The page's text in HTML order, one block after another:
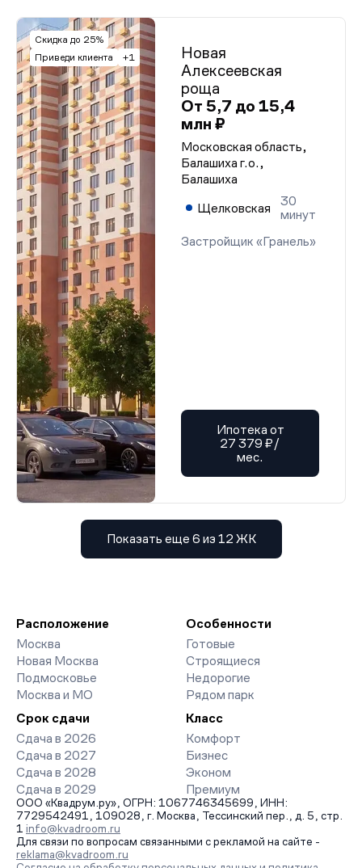
Скидка до 25%
Приведи клиента
+1
Новая
Алексеевская
роща
От 5,7 до 15,4
млн ₽
Московская область,
Балашиха г.о.,
Балашиха
Щелковская
30
минут
Застройщик «Гранель»
Ипотека от
27 379 ₽/
мес.
Показать еще 6 из 12 ЖК
Расположение
Москва
Новая Москва
Подмосковье
Москва и МО
Особенности
Готовые
Строящиеся
Недорогие
Рядом парк
Срок сдачи
Сдача в 2026
Сдача в 2027
Сдача в 2028
Сдача в 2029
Класс
Комфорт
Бизнес
Эконом
Премиум
ООО «Квадрум.ру», ОГРН: 1067746345699, ИНН:
7729542491, 109028, г. Москва, Тессинский пер., д. 5, стр.
1 info@kvadroom.ru
Для связи по вопросам связанными с рекламой на сайте -
reklama@kvadroom.ru